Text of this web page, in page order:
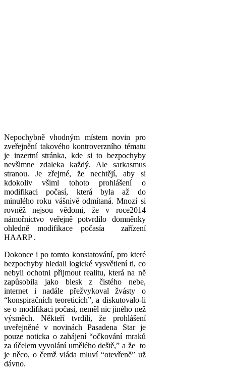
Nepochybně vhodným místem novin pro
zveřejnění takového kontroverzního tématu
je inzertní stránka, kde si to bezpochyby
nevšimne zdaleka každý. Ale sarkasmus
stranou. Je zřejmé, že nechtějí, aby si
kdokoliv všiml tohoto prohlášení o
modifikaci počasí, která byla až do
minulého roku vášnivě odmítaná. Mnozí si
rovněž nejsou vědomi, že v roce2014
námořnictvo veřejně potvrdilo domněnky
ohledně modifikace počasía zařízení
HAARP .
Dokonce i po tomto konstatování, pro které
bezpochyby hledali logické vysvětlení ti, co
nebyli ochotni přijmout realitu, která na ně
zapůsobila jako blesk z čistého nebe,
internet i nadále přežvykoval žvásty o
“konspiračních teoreticích”, a diskutovalo-li
se o modifikaci počasí, neměl nic jiného než
výsměch. Někteří tvrdili, že prohlášení
uveřejněné v novinách Pasadena Star je
pouze noticka o zahájení “očkování mraků
za účelem vyvolání umělého deště,” a že to
je něco, o čemž vláda mluví “otevřeně” už
dávno.